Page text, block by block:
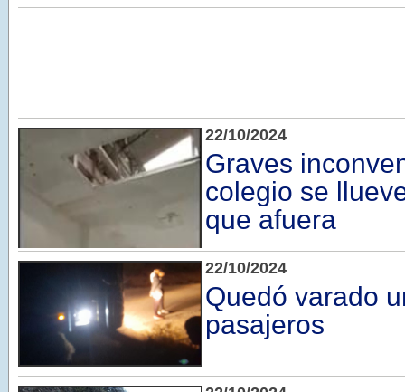
22/10/2024
Graves
colegio se
que afuera
22/10/2024
Quedó varado
pasajeros